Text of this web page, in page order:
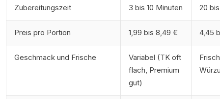
Zubereitungszeit 3 bis 10 Minuten 20
Preis pro Portion 1,99 bis 8,49 € 4,45
Geschmack und Frische
Variabel (TK oft
flach, Premium
gut)